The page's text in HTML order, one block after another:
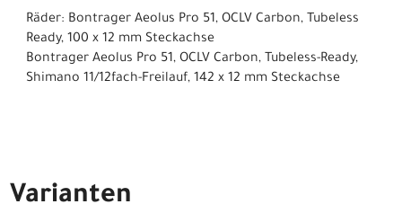
Räder: Bontrager Aeolus Pro 51, OCLV Carbon, Tubeless
Ready, 100 x 12 mm Steckachse
Bontrager Aeolus Pro 51, OCLV Carbon, Tubeless-Ready,
Shimano 11/12fach-Freilauf, 142 x 12 mm Steckachse
Varianten